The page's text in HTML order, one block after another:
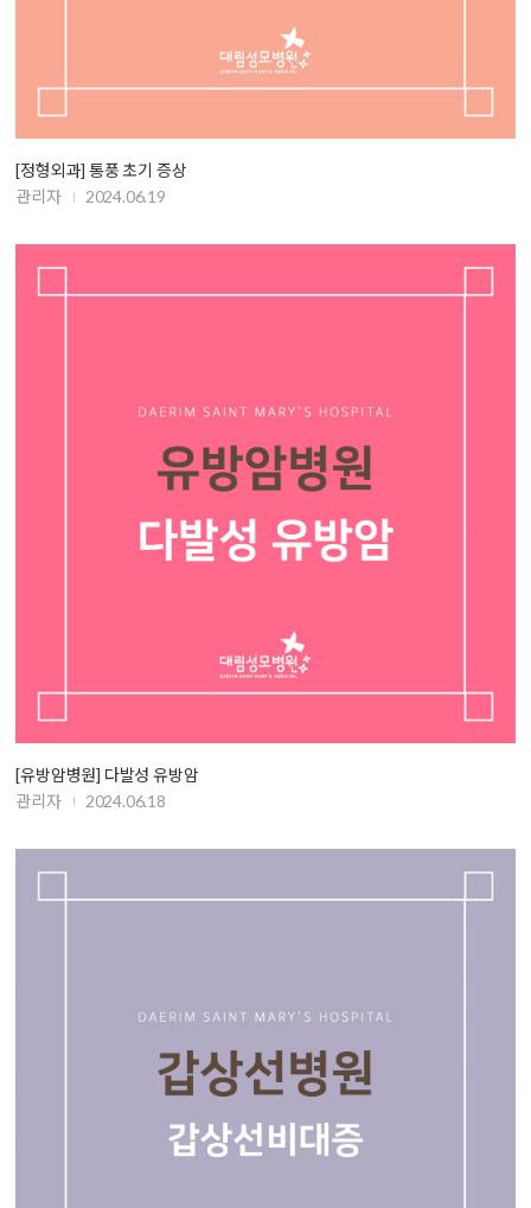
[정형외과] 통풍 초기 증상
관리자
2024.06.19
[유방암병원] 다발성 유방암
관리자
2024.06.18